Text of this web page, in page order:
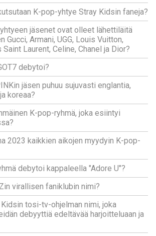
K-pop-yhtye Stray Kidsin faneja?
jäsenet ovat olleet lähettiläitä
Gucci, Armani, UGG, Louis Vuitton,
Saint Laurent, Celine, Chanel ja Dior?
debytoi?
jäsen puhuu sujuvasti englantia,
koreaa?
K-pop-ryhmä, joka esiintyi
2023 kaikkien aikojen myydyin K-pop-
debytoi kappaleella "Adore U"?
virallisen faniklubin nimi?
Kidsin tosi-tv-ohjelman nimi, joka
debyyttiä edeltävää harjoitteluaan ja